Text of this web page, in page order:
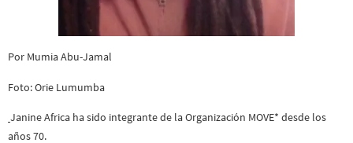
Por Mumia Abu-Jamal
Foto: Orie Lumumba
Janine Africa ha sido integrante de la Organización MOVE* desde los
años 70.